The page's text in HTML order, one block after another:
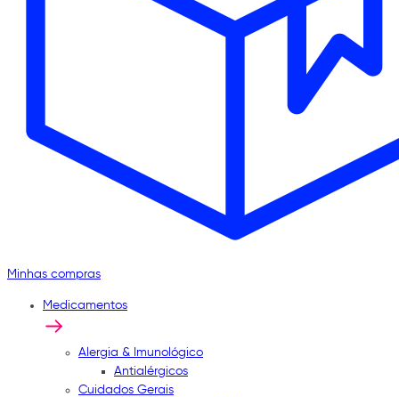
Minhas compras
Medicamentos
Alergia & Imunológico
Antialérgicos
Cuidados Gerais